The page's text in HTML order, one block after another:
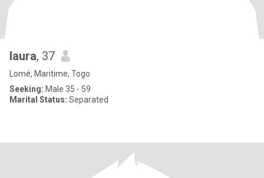
laura, 37
Lomé, Maritime, Togo
Seeking: Male 35 - 59
Marital Status: Separated